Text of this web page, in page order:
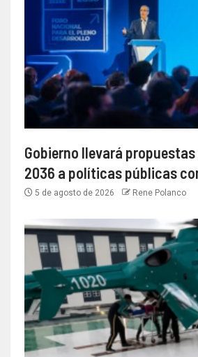
Gobierno llevará propuestas
2036 a políticas públicas
5 de agosto de 2026 Rene Polanco